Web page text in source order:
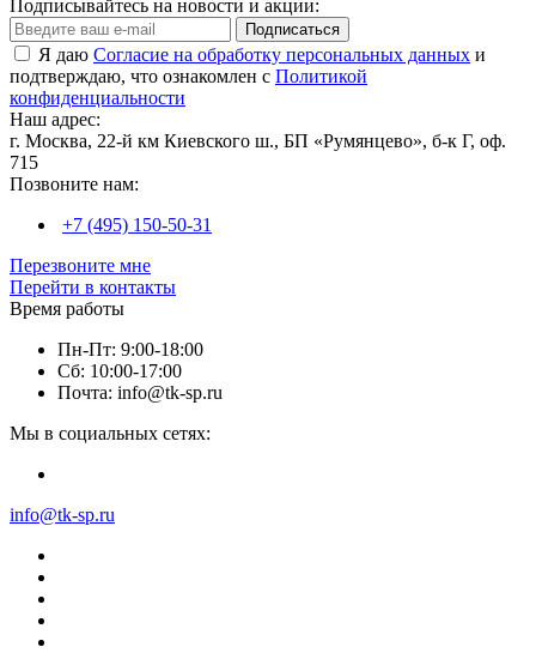
Подписывайтесь на новости и акции:
Подписаться
Я даю Согласие на обработку персональных данных и
подтверждаю, что ознакомлен с Политикой
конфиденциальности
Наш адрес:
г. Москва, 22-й км Киевского ш., БП «Румянцево», б-к Г, оф.
715
Позвоните нам:
+7 (495) 150-50-31
Перезвоните мне
Перейти в контакты
Время работы
Пн-Пт: 9:00-18:00
Сб: 10:00-17:00
Почта: info@tk-sp.ru
Мы в социальных сетях:
info@tk-sp.ru